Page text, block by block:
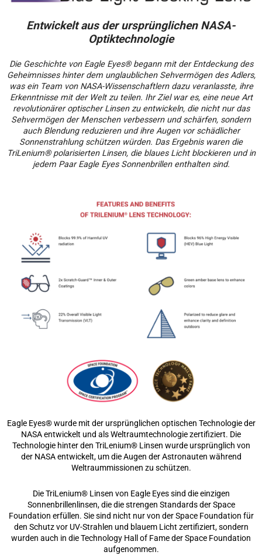
Entwickelt aus der ursprünglichen NASA-
Optiktechnologie
Die Geschichte von Eagle Eyes® begann mit der Entdeckung des
Geheimnisses hinter dem unglaublichen Sehvermögen des Adlers,
was ein Team von NASA-Wissenschaftlern dazu veranlasste, ihre
Erkenntnisse mit der Welt zu teilen. Ihr Ziel war es, eine neue Art
revolutionärer optischer Linsen zu entwickeln, die nicht nur das
Sehvermögen der Menschen verbessern und schärfen, sondern
auch Blendung reduzieren und ihre Augen vor schädlicher
Sonnenstrahlung schützen würden. Das Ergebnis waren die
TriLenium® polarisierten Linsen, die blaues Licht blockieren und in
jedem Paar Eagle Eyes Sonnenbrillen enthalten sind.
Eagle Eyes® wurde mit der ursprünglichen optischen Technologie der
NASA entwickelt und als Weltraumtechnologie zertifiziert. Die
Technologie hinter den TriLenium® Linsen wurde ursprünglich von
der NASA entwickelt, um die Augen der Astronauten während
Weltraummissionen zu schützen.
Die TriLenium® Linsen von Eagle Eyes sind die einzigen
Sonnenbrillenlinsen, die die strengen Standards der Space
Foundation erfüllen. Sie sind nicht nur von der Space Foundation für
den Schutz vor UV-Strahlen und blauem Licht zertifiziert, sondern
wurden auch in die Technology Hall of Fame der Space Foundation
aufgenommen.